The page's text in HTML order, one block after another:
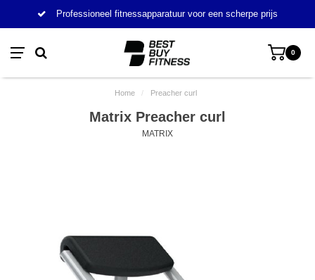
Professioneel fitnessapparatuur voor een scherpe prijs
0
Home / Preacher curl
Matrix Preacher curl
MATRIX